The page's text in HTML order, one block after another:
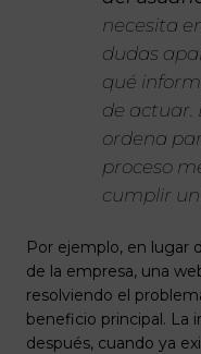
necesita
dudas
qué
de actuar.
ordena
proceso
cumplir
Por ejemplo, en lugar
de la empresa, una
resolviendo el
beneficio principal. La
después, cuando ya